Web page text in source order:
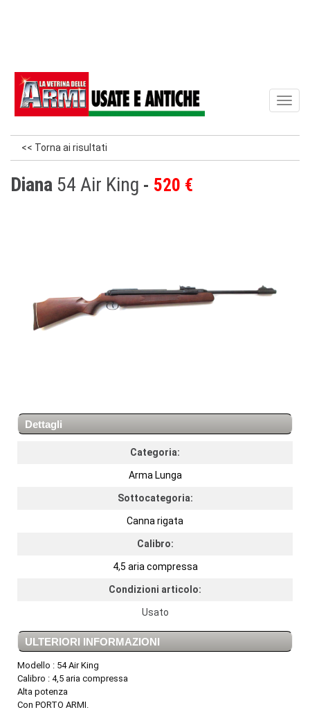
<< Torna ai risultati
Diana 54 Air King 520 €
Dettagli
Categoria:
Arma Lunga
Sottocategoria:
Canna rigata
Calibro:
4,5 aria compressa
Condizioni articolo:
Usato
ULTERIORI INFORMAZIONI
Modello : 54 Air King
Calibro : 4,5 aria compressa
Alta potenza
Con PORTO ARMI.